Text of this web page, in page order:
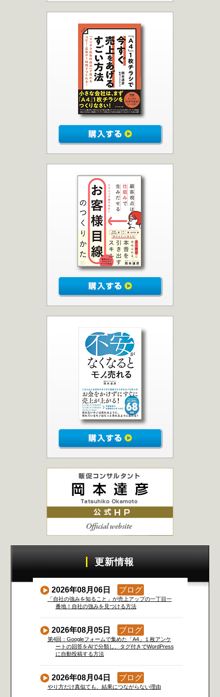
更新情報
2026年08月06日 ブログ
「自社の強みを知ること」が売上アップの一丁目一
番地！自社の強みを見つける方法
2026年08月05日 ブログ
第4回：Googleフォームで集めた「A4」１枚アンケ
ートの回答をAIで分類し、タグ付きでWordPress
に自動投稿する方法
2026年08月04日 ブログ
やり方だけ真似ても、結果につながらない理由